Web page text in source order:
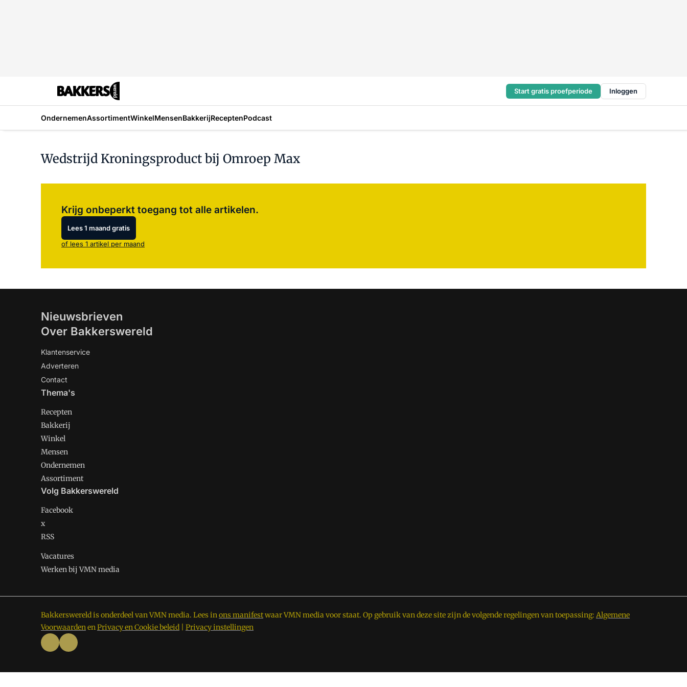
Start gratis proefperiode Inloggen
OndernemenAssortimentWinkelMensenBakkerijReceptenPodcast
Wedstrijd Kroningsproduct bij Omroep Max
Krijg onbeperkt toegang tot alle artikelen.
Lees 1 maand gratis
of lees 1 artikel per maand
Nieuwsbrieven
Over Bakkerswereld
Klantenservice
Adverteren
Contact
Thema's
Recepten
Bakkerij
Winkel
Mensen
Ondernemen
Assortiment
Volg Bakkerswereld
Facebook
x
RSS
Vacatures
Werken bij VMN media
Bakkerswereld is onderdeel van VMN media. Lees inons manifestwaar VMN media voor staat. Op gebruik van deze site zijn de volgende regelingen van toepassing: Algemene
VoorwaardenenPrivacy en Cookie beleid Privacy instellingen